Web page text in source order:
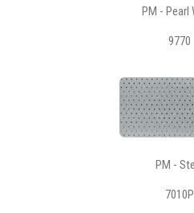
PM - Pearl
9770
PM -
7010P